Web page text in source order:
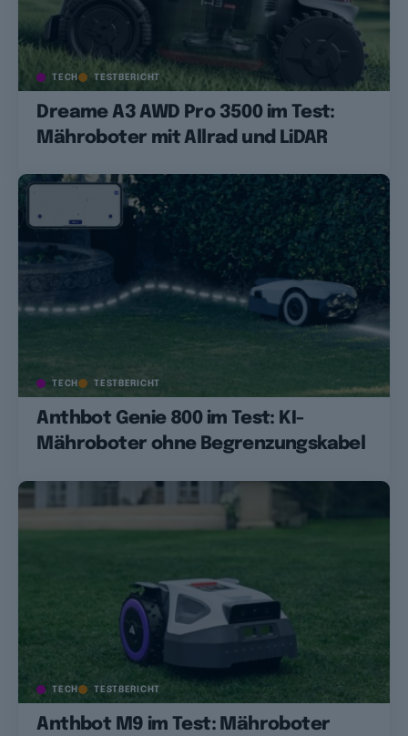
TECH TESTBERICHT
Dreame A3 AWD Pro 3500 im Test:
Mähroboter mit Allrad und LiDAR
TECH TESTBERICHT
Anthbot Genie 800 im Test: KI-
Mähroboter ohne Begrenzungskabel
TECH TESTBERICHT
Anthbot M9 im Test: Mähroboter